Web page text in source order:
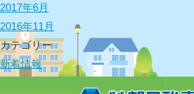
2017年6月
2016年11月
カテゴリー
新着情報